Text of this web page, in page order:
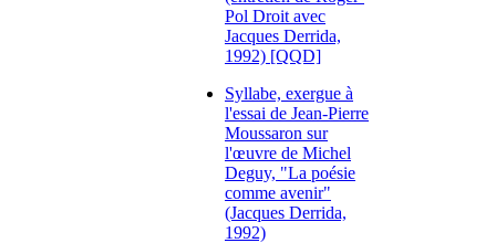
Pol Droit avec
Jacques Derrida,
1992) [QQD]
Syllabe, exergue à
l'essai de Jean-Pierre
Moussaron sur
l'œuvre de Michel
Deguy, "La poésie
comme avenir"
(Jacques Derrida,
1992)